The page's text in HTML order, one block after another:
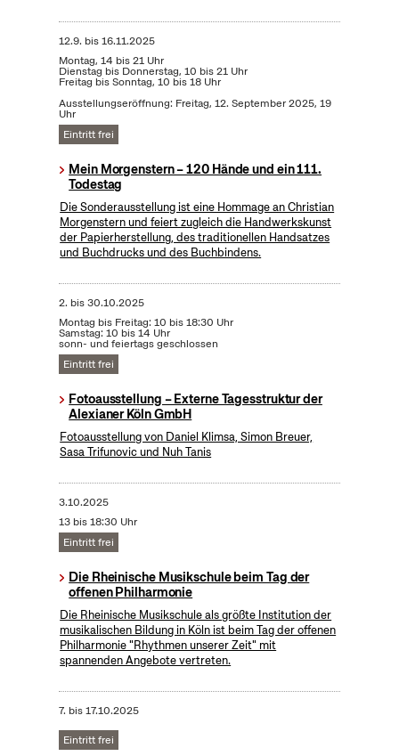
12.9. bis16.11.2025
Montag, 14 bis 21 Uhr
Dienstag bis Donnerstag, 10 bis 21 Uhr
Freitag bis Sonntag, 10 bis 18 Uhr
Ausstellungseröffnung: Freitag, 12. September 2025, 19
Uhr
Eintritt frei
Mein Morgenstern – 120 Hände und ein 111.
Todestag
Die Sonderausstellung ist eine Hommage an Christian
Morgenstern und feiert zugleich die Handwerkskunst
der Papierherstellung, des traditionellen Handsatzes
und Buchdrucks und des Buchbindens.
2. bis30.10.2025
Montag bis Freitag: 10 bis 18:30 Uhr
Samstag: 10 bis 14 Uhr
sonn- und feiertags geschlossen
Eintritt frei
Fotoausstellung – Externe Tagesstruktur der
Alexianer Köln GmbH
Fotoausstellung von Daniel Klimsa, Simon Breuer,
Sasa Trifunovic und Nuh Tanis
3.10.2025
13 bis 18:30 Uhr
Eintritt frei
Die Rheinische Musikschule beim Tag der
offenen Philharmonie
Die Rheinische Musikschule als größte Institution der
musikalischen Bildung in Köln ist beim Tag der offenen
Philharmonie "Rhythmen unserer Zeit" mit
spannenden Angebote vertreten.
7. bis17.10.2025
Eintritt frei